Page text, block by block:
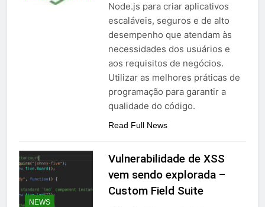
Node.js para criar aplicativos
escaláveis, seguros e de alto
desempenho que atendam às
necessidades dos usuários e
aos requisitos de negócios.
Utilizar as melhores práticas de
programação para garantir a
qualidade do código.
Read Full News
NEWS
Vulnerabilidade de XSS
vem sendo explorada –
Custom Field Suite